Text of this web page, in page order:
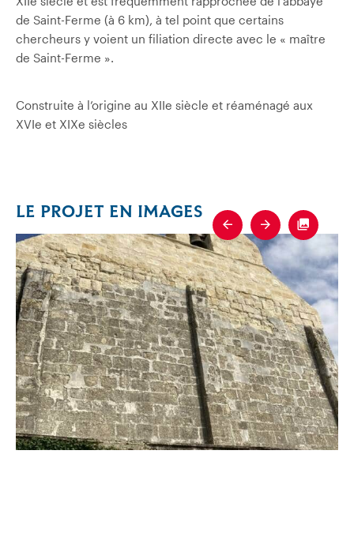
de Saint-Ferme (à 6 km), à tel point que certains
chercheurs y voient un filiation directe avec le « maître
de Saint-Ferme ».
Construite à l’origine au XIIe siècle et réaménagé aux
XVIe et XIXe siècles
LE PROJET EN IMAGES
Previous
Next